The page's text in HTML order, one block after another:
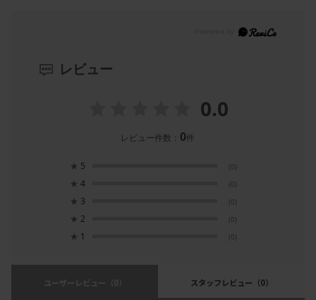
レビュー
0.0
レビュー件数： 0件
★ 5 (0)
★ 4 (0)
★ 3 (0)
★ 2 (0)
★ 1 (0)
ユーザーレビュー （0） スタッフレビュー （0）